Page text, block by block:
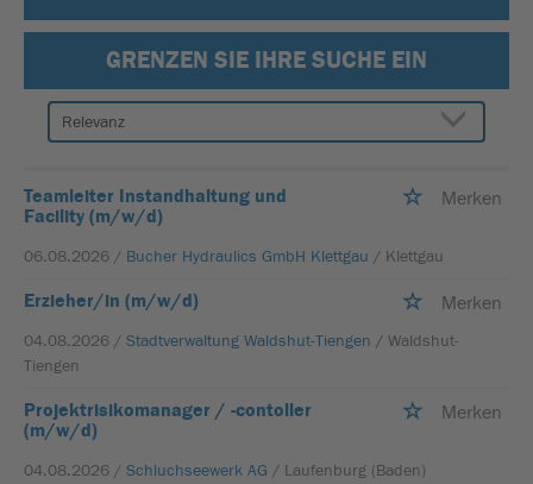
GRENZEN SIE IHRE SUCHE EIN
Teamleiter Instandhaltung und
Facility (m/w/d)
Merken
06.08.2026 / Bucher Hydraulics GmbH Klettgau / Klettgau
Erzieher/in (m/w/d) Merken
04.08.2026 / Stadtverwaltung Waldshut-Tiengen / Waldshut-
Tiengen
Projektrisikomanager / -contoller
(m/w/d)
Merken
04.08.2026 / Schluchseewerk AG / Laufenburg (Baden)